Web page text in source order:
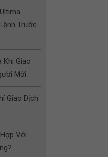
Trước
Khi Giao
Mới
Giao Dịch
Với